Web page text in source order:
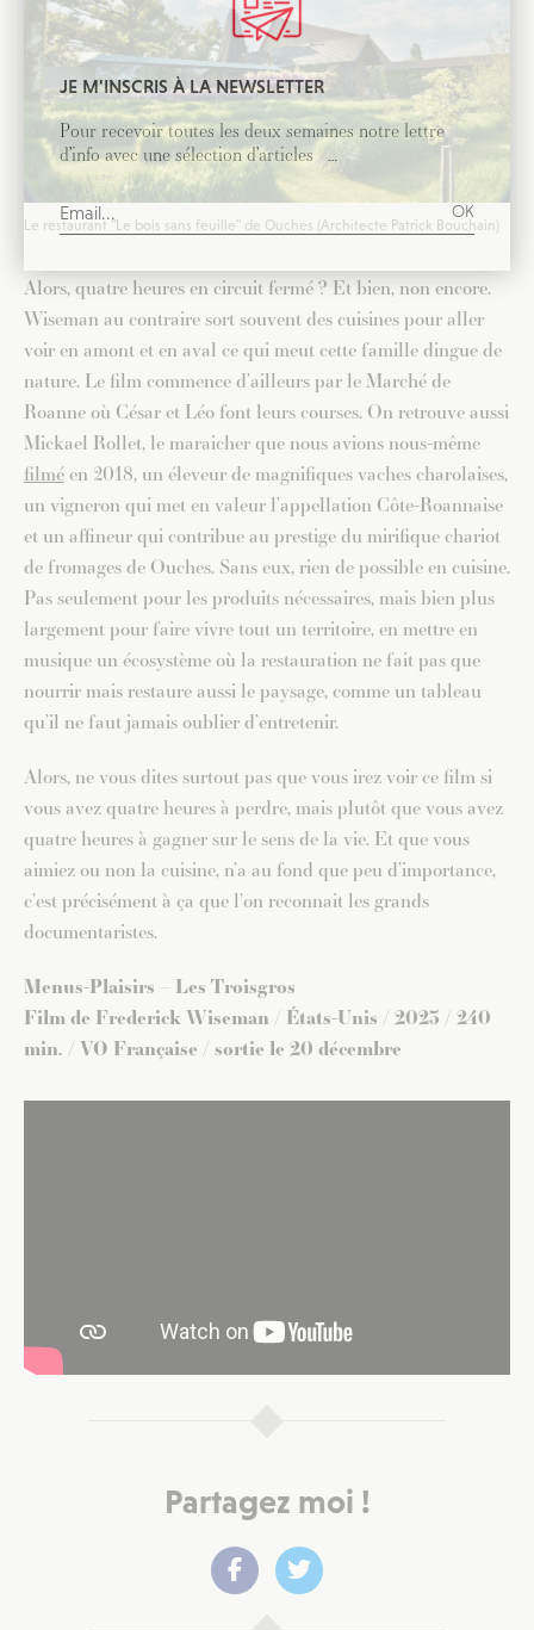
Le restaurant "Le bois sans feuille" de Ouches (Architecte Patrick Bouchain)
Alors, quatre heures en circuit fermé ? Et bien, non encore.
Wiseman au contraire sort souvent des cuisines pour aller
voir en amont et en aval ce qui meut cette famille dingue de
nature. Le film commence d’ailleurs par le Marché de
Roanne où César et Léo font leurs courses. On retrouve aussi
Mickael Rollet, le maraicher que nous avions nous-même
filméen 2018, un éleveur de magnifiques vaches charolaises,
un vigneron qui met en valeur l’appellation Côte-Roannaise
et un affineur qui contribue au prestige du mirifique chariot
de fromages de Ouches. Sans eux, rien de possible en cuisine.
Pas seulement pour les produits nécessaires, mais bien plus
largement pour faire vivre tout un territoire, en mettre en
musique un écosystème où la restauration ne fait pas que
nourrir mais restaure aussi le paysage, comme un tableau
qu’il ne faut jamais oublier d’entretenir.
Alors, ne vous dites surtout pas que vous irez voir ce film si
vous avez quatre heures à perdre, mais plutôt que vous avez
quatre heures à gagner sur le sens de la vie. Et que vous
aimiez ou non la cuisine, n’a au fond que peu d’importance,
c’est précisément à ça que l’on reconnait les grands
documentaristes.
Menus-Plaisirs – Les Troisgros
Film de Frederick Wiseman / États-Unis / 2023 / 240
min. / VO Française / sortie le 20 décembre
Partagez moi !
JE M'INSCRIS À LA NEWSLETTER
Pour recevoir toutes les deux semaines notre lettre
d’info avec une sélection d’articles …